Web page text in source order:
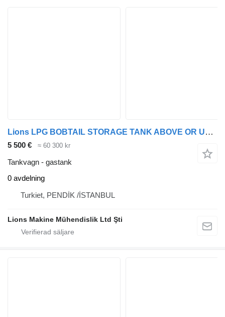
Lions LPG BOBTAIL STORAGE TANK ABOVE OR UNDER GROUND
5 500 € ≈ 60 300 kr
Tankvagn - gastank
0 avdelning
Turkiet, PENDİK /İSTANBUL
Lions Makine Mühendislik Ltd Şti